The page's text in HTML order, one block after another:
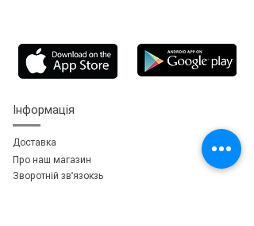
Інформація
Доставка
Про наш магазин
Зворотній зв'язокзь